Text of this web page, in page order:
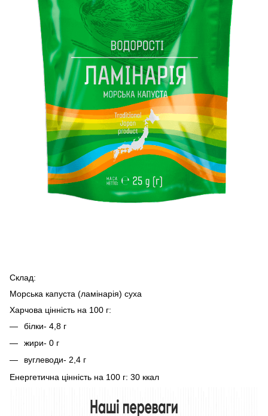
Склад:
Морська капуста (ламінарія) суха
Харчова цінність на 100 г:
білки- 4,8 г
жири- 0 г
вуглеводи- 2,4 г
Енергетична цінність на 100 г: 30 ккал